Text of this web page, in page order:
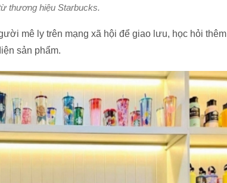
thương hiệu Starbucks.
mê ly trên mạng xã hội để giao lưu, học hỏi thêm
sản phẩm.